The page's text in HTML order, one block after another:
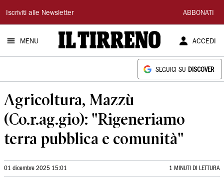
Il
Tirreno
Iscriviti alle Newsletter ABBONATI
MENU ACCEDI
SEGUICI SU DISCOVER
Agricoltura, Mazzù
(Co.r.ag.gio): "Rigeneriamo
terra pubblica e comunità"
01 dicembre 2025 15:01 1 MINUTI DI LETTURA